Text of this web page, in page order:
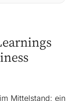
Mittelstand: ein